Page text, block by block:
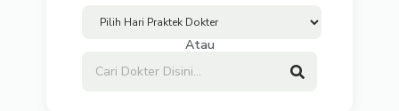
Atau